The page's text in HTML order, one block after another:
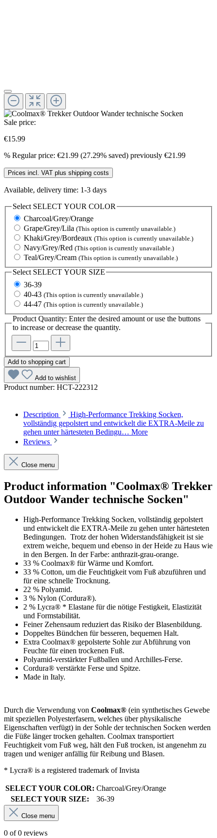
Sale price:
€15.99
% Regular price: €21.99 (27.29% saved) previously €21.99
Prices incl. VAT plus shipping costs
Available, delivery time: 1-3 days
Select SELECT YOUR COLOR
Charcoal/Grey/Orange
Grape/Grey/Lila (This option is currently unavailable.)
Khaki/Grey/Bordeaux (This option is currently unavailable.)
Navy/Grey/Red (This option is currently unavailable.)
Teal/Grey/Cream (This option is currently unavailable.)
Select SELECT YOUR SIZE
36-39
40-43 (This option is currently unavailable.)
44-47 (This option is currently unavailable.)
Product Quantity: Enter the desired amount or use the buttons
to increase or decrease the quantity.
Add to shopping cart
Add to wishlist
Product number: HCT-222312
Description
High-Performance Trekking Socken,
vollständig gepolstert und entwickelt die EXTRA-Meile zu
gehen unter härtesteten Bedingu… More
Reviews
Close menu
Product information "Coolmax® Trekker
Outdoor Wander technische Socken"
High-Performance Trekking Socken, vollständig gepolstert
und entwickelt die EXTRA-Meile zu gehen unter härtesteten
Bedingungen. Trotz der hohen Widerstandsfähigkeit ist sie
extrem weiche, bequem und ebenso in der Heide zu Haus wie
in den Bergen. In der Farbe: anthrazit-grau-orange.
33 % Coolmax® für Wärme und Komfort.
33 % Cotton, um die Feuchtigkeit vom Fuß abzuführen und
für eine schnelle Trocknung.
22 % Polyamid.
3 % Nylon (Cordura®).
2 % Lycra® * Elastane für die nötige Festigkeit, Elastizität
und Formstabilität.
Feiner Zehensaum reduziert das Risiko der Blasenbildung.
Doppeltes Bündchen für besseren, bequemen Halt.
Extra Coolmax® gepolsterte Sohle zur Abführung von
Feuchte für einen trockenen Fuß.
Polyamid-verstärkter Fußballen und Archilles-Ferse.
Cordura® verstärkte Ferse und Spitze.
Made in Italy.
Durch die Verwendung von Coolmax® (ein synthetisches Gewebe
mit speziellen Polyesterfasern, welches über physikalische
Eigenschaften verfügt) in der Sohle der technischen Socken werden
die Füße länger trocken gehalten. Coolmax transportiert
Feuchtigkeit vom Fuß weg, hält den Fuß trocken, ist angenehm zu
tragen und weniger anfällig für Reibung und Blasen.
* Lycra® is a registered trademark of Invista
SELECT YOUR COLOR: Charcoal/Grey/Orange
SELECT YOUR SIZE:
36-39
Close menu
0 of 0 reviews